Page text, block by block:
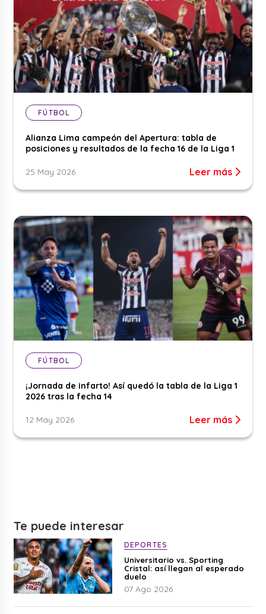
FÚTBOL
Alianza Lima campeón del Apertura: tabla de
posiciones y resultados de la fecha 16 de la Liga 1
25 May 2026 Leer más
FÚTBOL
¡Jornada de infarto! Así quedó la tabla de la Liga 1
2026 tras la fecha 14
12 May 2026 Leer más
Te puede interesar
DEPORTES
Universitario vs. Sporting
Cristal: así llegan al esperado
duelo
07 Ago 2026